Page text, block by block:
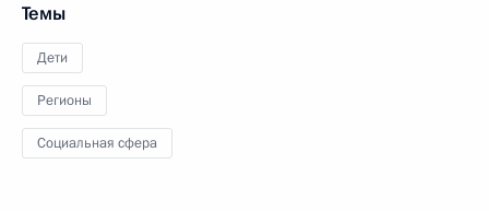
Темы
Дети
Регионы
Социальная сфера